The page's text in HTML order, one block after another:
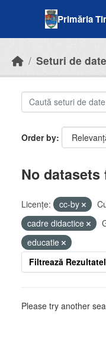
Primăria
Seturi de date
Order by
No datasets
Licenţe: cc-by
cadre didactice
educatie
Filtrează
Please try another